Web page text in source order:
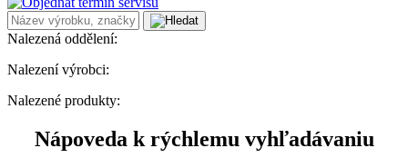
Nalezená oddělení:
Nalezení výrobci:
Nalezené produkty:
Nápoveda k rýchlemu vyhľadávaniu